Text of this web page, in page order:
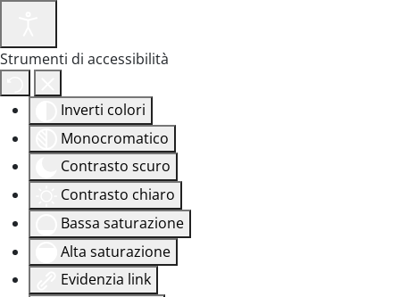
Strumenti di accessibilità
Inverti colori
Monocromatico
Contrasto scuro
Contrasto chiaro
Bassa saturazione
Alta saturazione
Evidenzia link